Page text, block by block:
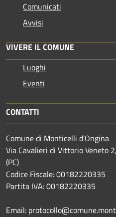
Comunicati
Avvisi
VIVERE IL COMUNE
Luoghi
Eventi
CONTATTI
Comune di Monticelli d'Ongina
Via Cavalieri di Vittorio Veneto
(PC)
Codice Fiscale: 00182220335
Partita IVA: 00182220335
Email: